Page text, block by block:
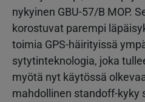
nykyinen GBU-57/B MOP.
korostuvat parempi
toimia GPS-häirityissä
sytytinteknologia, joka
myötä nyt käytössä
mahdollinen standoff-kyky